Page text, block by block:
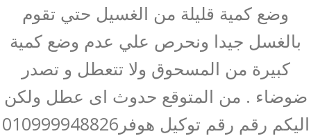
وضع كمية قليلة من الغسيل حتي تقوم
بالغسل جيدا ونحرص علي عدم وضع كمية
كبيرة من المسحوق ولا تتعطل و تصدر
ضوضاء . من المتوقع حدوث اى عطل ولكن
اليكم رقم رقم توكيل هوفر010999948826